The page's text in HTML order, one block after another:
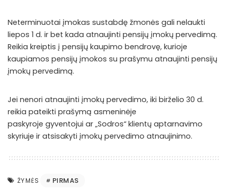
Neterminuotai įmokas sustabdę žmonės gali nelaukti
liepos 1 d. ir bet kada atnaujinti pensijų įmokų pervedimą.
Reikia kreiptis į pensijų kaupimo bendrovę, kurioje
kaupiamos pensijų įmokos su prašymu atnaujinti pensijų
įmokų pervedimą.
Jei nenori atnaujinti įmokų pervedimo, iki birželio 30 d.
reikia pateikti prašymą asmeninėje
paskyroje gyventojui ar „Sodros“ klientų aptarnavimo
skyriuje ir atsisakyti įmokų pervedimo atnaujinimo.
ŽYMĖS PIRMAS